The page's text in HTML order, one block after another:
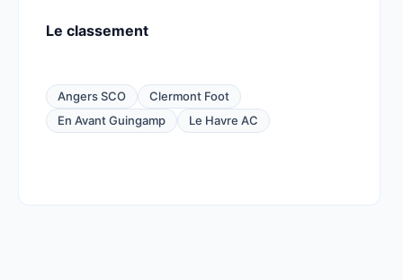
Le classement
Angers SCO
Clermont Foot
En Avant Guingamp
Le Havre AC